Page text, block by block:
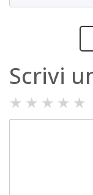
Scrivi
★ ★ ★ ★ ★